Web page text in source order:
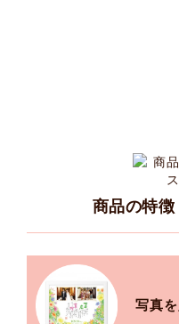
商品の特
写真